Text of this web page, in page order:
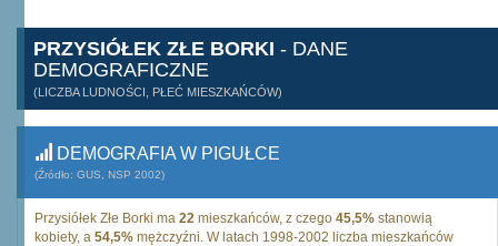
PRZYSIÓŁEK ZŁE BORKI - DANE
DEMOGRAFICZNE
(LICZBA LUDNOŚCI, PŁEĆ MIESZKAŃCÓW)
DEMOGRAFIA W PIGUŁCE
(Źródło: GUS, NSP 2002)
Przysiółek Złe Borki ma 22 mieszkańców, z czego 45,5% stanowią
kobiety, a 54,5% mężczyźni. W latach 1998-2002 liczba mieszkańców